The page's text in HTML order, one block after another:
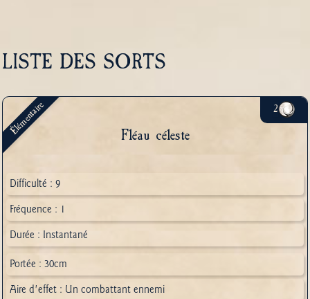
LISTE DES SORTS
Fléau céleste
Difficulté : 9
Fréquence : 1
Durée : Instantané
Portée : 30cm
Aire d'effet : Un combattant ennemi
Élémentaire 2